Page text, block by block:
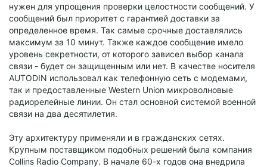
нужен для упрощения проверки целостности сообщений. У
сообщений был приоритет с гарантией доставки за
определенное время. Так самые срочные доставлялись
максимум за 10 минут. Также каждое сообщение имело
уровень секретности, от которого зависел выбор канала
связи - будет он защищенным или нет. В качестве носителя
AUTODIN использовал как телефонную сеть с модемами,
так и предоставленные Western Union микроволновые
радиорелейные линии. Он стал основной системой военной
связи на два десятилетия.
Эту архитектуру применяли и в гражданских сетях.
Крупным поставщиком подобных решений была компания
Collins Radio Company. В начале 60-х годов она внедрила